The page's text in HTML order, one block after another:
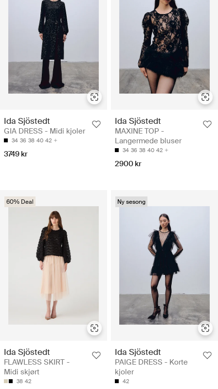
Ida Sjöstedt
GIA DRESS - Midi kjoler
34 36 38 40 42
3749 kr
Ida Sjöstedt
MAXINE TOP -
Langermede bluser
34 36 38 40 42
2900 kr
60% Deal
Ida Sjöstedt
FLAWLESS SKIRT -
Midi skjørt
38 42
Ny sesong
Ida Sjöstedt
PAIGE DRESS - Korte
kjoler
42